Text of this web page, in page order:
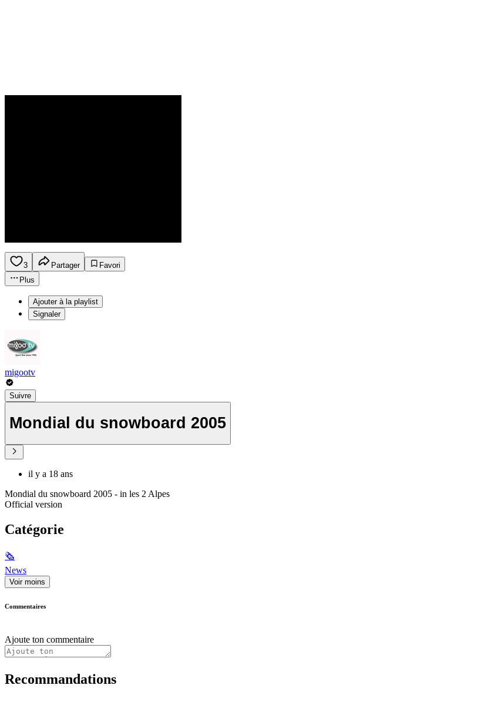
3 Partager
Favori
Plus
Ajouter à la playlist
Signaler
migootv
Suivre
Mondial du snowboard 2005
il y a 18 ans
Mondial du snowboard 2005 - in les 2 Alpes
Official version
Catégorie
🗞
News
Voir moins
Commentaires
Ajoute ton commentaire
Recommandations